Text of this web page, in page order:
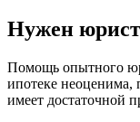
Нужен юрист
Помощь опытного
ипотеке неоценима,
имеет достаточной